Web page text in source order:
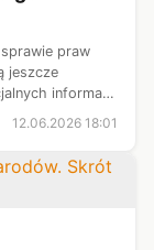
praw
jeszcze
informacji
12.06.2026 18:01